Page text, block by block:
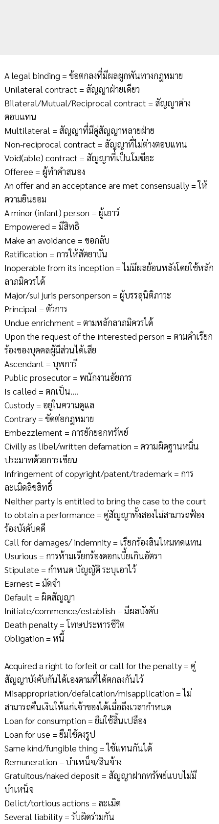
A legal binding = ข้อตกลงที่มีผลผูกพันทางกฎหมาย
Unilateral contract = สัญญาฝ่ายเดียว
Bilateral/Mutual/Reciprocal contract = สัญญาต่าง
ตอบแทน
Multilateral = สัญญาที่มีคู่สัญญาหลายฝ่าย
Non-reciprocal contract = สัญญาที่ไม่ต่างตอบแทน
Void(able) contract = สัญญาที่เป็นโมฆียะ
Offeree = ผู้ทำคำสนอง
An offer and an acceptance are met consensually = ให้
ความยินยอม
A minor (infant) person = ผู้เยาว์
Empowered = มีสิทธิ
Make an avoidance = ขอกลับ
Ratification = การให้สัตยาบัน
Inoperable from its inception = ไม่มีผลย้อนหลังโดยใช้หลัก
ลาภมิควรได้
Major/sui juris personperson = ผู้บรรลุนิติภาวะ
Principal = ตัวการ
Undue enrichment = ตามหลักลาภมิควรได้
Upon the request of the interested person = ตามคำเรียก
ร้องของบุคคลผู้มีส่วนได้เสีย
Ascendant = บุพการี
Public prosecutor = พนักงานอัยการ
Is called = ตกเป็น….
Custody = อยู่ในความดูแล
Contrary = ขัดต่อกฎหมาย
Embezzlement = การยักยอกทรัพย์
Civilly as libel/written defamation = ความผิดฐานหมิ่น
ประมาทด้วยการเขียน
Infringement of copyright/patent/trademark = การ
ละเมิดลิขสิทธิ์
Neither party is entitled to bring the case to the court
to obtain a performance = คู่สัญญาทั้งสองไม่สามารถฟ้อง
ร้องบังคับคดี
Call for damages/ indemnity = เรียกร้องสินไหมทดแทน
Usurious = การห้ามเรียกร้องดอกเบี้ยเกินอัตรา
Stipulate = กำหนด บัญญัติ ระบุเอาไว้
Earnest = มัดจำ
Default = ผิดสัญญา
Initiate/commence/establish = มีผลบังคับ
Death penalty = โทษประหารชีวิต
Obligation = หนี้
Acquired a right to forfeit or call for the penalty = คู่
สัญญาบังคับกันได้เองตามที่ได้ตกลงกันไว้
Misappropriation/defalcation/misapplication = ไม่
สามารถคืนเงินให้แก่เจ้าของได้เมื่อถึงเวลากำหนด
Loan for consumption = ยืมใช้สิ้นเปลือง
Loan for use = ยืมใช้คงรูป
Same kind/fungible thing = ใช้แทนกันได้
Remuneration = บำเหน็จ/สินจ้าง
Gratuitous/naked deposit = สัญญาฝากทรัพย์แบบไม่มี
บำเหน็จ
Delict/tortious actions = ละเมิด
Several liability = รับผิดร่วมกัน